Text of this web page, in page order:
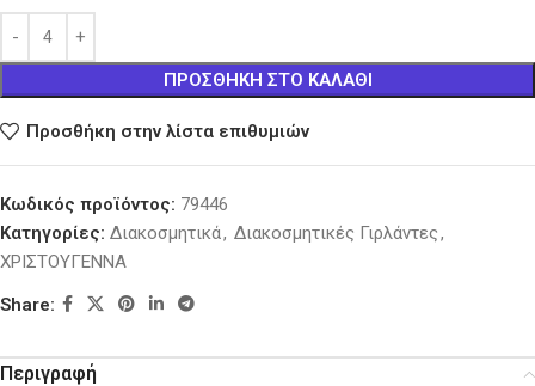
ΠΡΟΣΘΉΚΗ ΣΤΟ ΚΑΛΆΘΙ
Προσθήκη στην λίστα επιθυμιών
Κωδικός προϊόντος: 79446
Κατηγορίες: Διακοσμητικά, Διακοσμητικές Γιρλάντες,
ΧΡΙΣΤΟΥΓΕΝΝΑ
Share:
Περιγραφή